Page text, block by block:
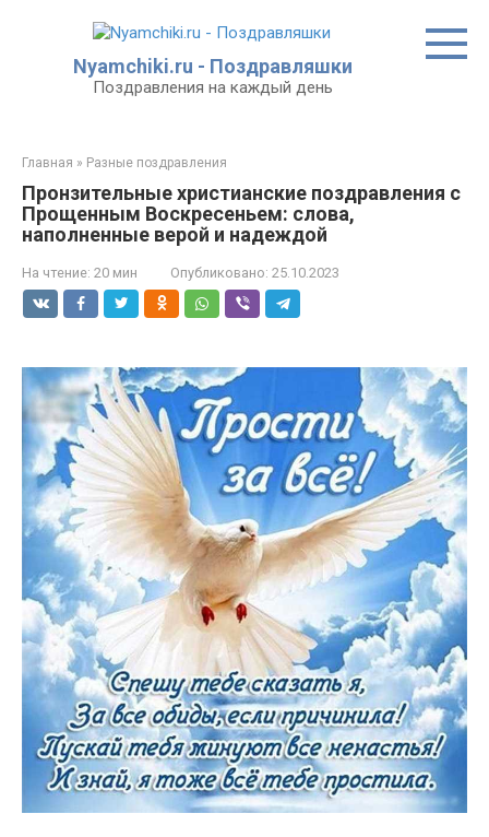
Nyamchiki.ru - Поздравляшки
Поздравления на каждый день
Главная » Разные поздравления
Пронзительные христианские поздравления с
Прощенным Воскресеньем: слова,
наполненные верой и надеждой
На чтение: 20 мин Опубликовано: 25.10.2023